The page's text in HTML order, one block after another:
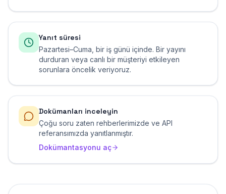
Yanıt süresi
Pazartesi–Cuma, bir iş günü içinde. Bir yayını
durduran veya canlı bir müşteriyi etkileyen
sorunlara öncelik veriyoruz.
Dokümanları inceleyin
Çoğu soru zaten rehberlerimizde ve API
referansımızda yanıtlanmıştır.
Dokümantasyonu aç